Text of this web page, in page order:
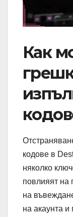
Как
кодове в
няколко
повлияят на
на
на акаунта